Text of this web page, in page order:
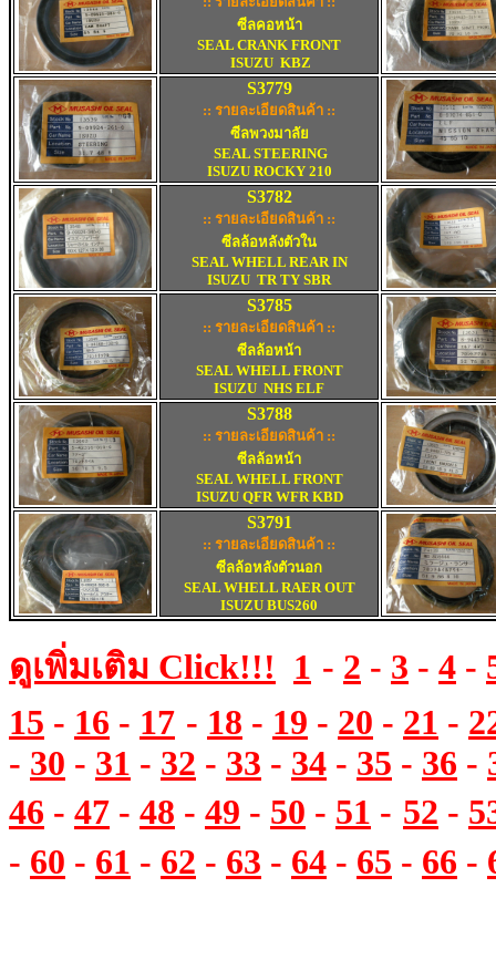
ซีลคอหน้า
SEAL CRANK FRONT
ISUZU KBZ
S3779
:: รายละเอียดสินค้า ::
ซีลพวงมาลัย
SEAL STEERING
ISUZU ROCKY 210
S3782
:: รายละเอียดสินค้า ::
ซีลล้อหลังตัวใน
SEAL WHELL REAR IN
ISUZU TR TY SBR
S3785
:: รายละเอียดสินค้า ::
ซีลล้อหน้า
SEAL WHELL FRONT
ISUZU NHS ELF
S3788
:: รายละเอียดสินค้า ::
ซีลล้อหน้า
SEAL WHELL FRONT
ISUZU QFR WFR KBD
S3791
:: รายละเอียดสินค้า ::
ซีลล้อหลังตัวนอก
SEAL WHELL RAER OUT
ISUZU BUS260
ดูเพิ่มเติม Click!!! 1 - 2 - 3 - 4 -
15 - 16 - 17 - 18 - 19 - 20 - 21 -
- 30 - 31 - 32 - 33 - 34 - 35 - 36 -
46 - 47 - 48 - 49 - 50 - 51 - 52 -
- 60 - 61 - 62 - 63 - 64 - 65 - 66 -